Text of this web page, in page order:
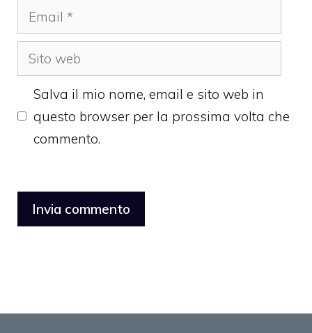
Email
Sito
web
Salva il mio nome, email e sito web in
questo browser per la prossima volta che
commento.